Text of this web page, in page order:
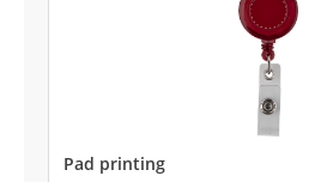
Pad printing